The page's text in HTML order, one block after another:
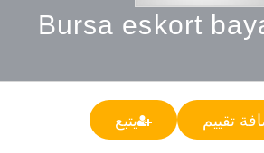
Bursa eskort
تقييم يتبع